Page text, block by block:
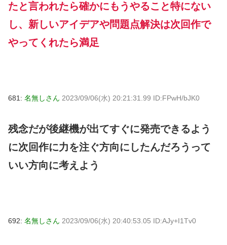
たと言われたら確かにもうやること特にない
し、新しいアイデアや問題点解決は次回作で
やってくれたら満足
681: 名無しさん 2023/09/06(水) 20:21:31.99 ID:FPwH/bJK0
残念だが後継機が出てすぐに発売できるよう
に次回作に力を注ぐ方向にしたんだろうって
いい方向に考えよう
692: 名無しさん 2023/09/06(水) 20:40:53.05 ID:AJy+I1Tv0